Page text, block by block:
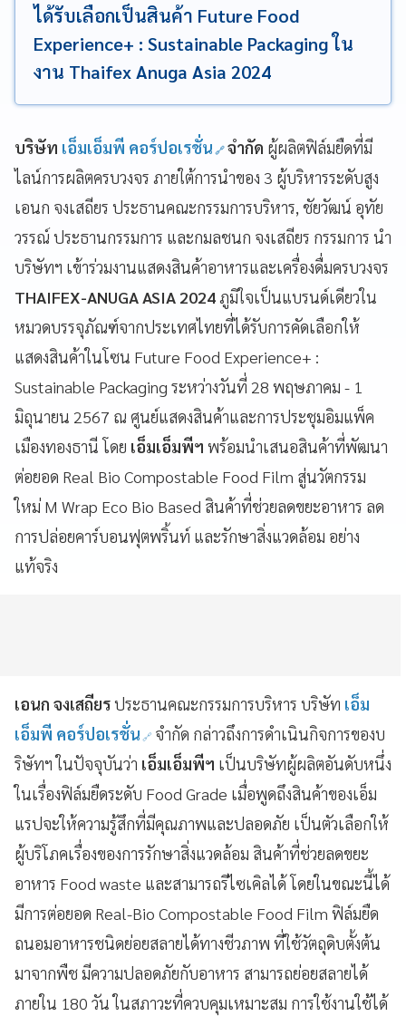
ได้รับเลือกเป็นสินค้า Future Food
Experience+ : Sustainable Packaging ใน
งาน Thaifex Anuga Asia 2024
บริษัท เอ็มเอ็มพี คอร์ปอเรชั่น จำกัด ผู้ผลิตฟิล์มยืดที่มี
ไลน์การผลิตครบวงจร ภายใต้การนำของ 3 ผู้บริหารระดับสูง
เอนก จงเสถียร ประธานคณะกรรมการบริหาร, ชัยวัฒน์ อุทัย
วรรณ์ ประธานกรรมการ และกมลชนก จงเสถียร กรรมการ นำ
บริษัทฯ เข้าร่วมงานแสดงสินค้าอาหารและเครื่องดื่มครบวงจร
THAIFEX-ANUGA ASIA 2024ภูมิใจเป็นแบรนด์เดียวใน
หมวดบรรจุภัณฑ์จากประเทศไทยที่ได้รับการคัดเลือกให้
แสดงสินค้าในโซน Future Food Experience+ :
Sustainable Packaging ระหว่างวันที่ 28 พฤษภาคม - 1
มิถุนายน 2567 ณ ศูนย์แสดงสินค้าและการประชุมอิมแพ็ค
เมืองทองธานี โดย เอ็มเอ็มพีฯ พร้อมนำเสนอสินค้าที่พัฒนา
ต่อยอด Real Bio Compostable Food Film สู่นวัตกรรม
ใหม่ M Wrap Eco Bio Based สินค้าที่ช่วยลดขยะอาหาร ลด
การปล่อยคาร์บอนฟุตพริ้นท์ และรักษาสิ่งแวดล้อม อย่าง
แท้จริง
เอนก จงเสถียรประธานคณะกรรมการบริหาร บริษัท เอ็ม
เอ็มพี คอร์ปอเรชั่น จำกัด กล่าวถึงการดำเนินกิจการของบ
ริษัทฯ ในปัจจุบันว่า เอ็มเอ็มพีฯ เป็นบริษัทผู้ผลิตอันดับหนึ่ง
ในเรื่องฟิล์มยืดระดับ Food Grade เมื่อพูดถึงสินค้าของเอ็ม
แรปจะให้ความรู้สึกที่มีคุณภาพและปลอดภัย เป็นตัวเลือกให้
ผู้บริโภคเรื่องของการรักษาสิ่งแวดล้อม สินค้าที่ช่วยลดขยะ
อาหาร Food waste และสามารถรีไซเคิลได้ โดยในขณะนี้ได้
มีการต่อยอด Real-Bio Compostable Food Film ฟิล์มยืด
ถนอมอาหารชนิดย่อยสลายได้ทางชีวภาพ ที่ใช้วัตถุดิบตั้งต้น
มาจากพืช มีความปลอดภัยกับอาหาร สามารถย่อยสลายได้
ภายใน 180 วัน ในสภาวะที่ควบคุมเหมาะสม การใช้งานใช้ได้